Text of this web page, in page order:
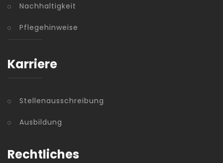
Nachhaltigkeit
Pflegehinweise
Karriere
Stellenausschreibung
Ausbildung
Rechtliches